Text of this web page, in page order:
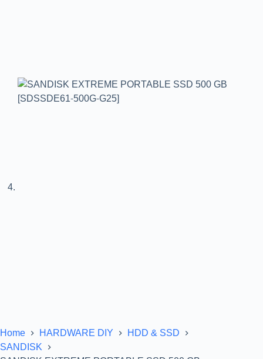
Home HARDWARE DIY
HDD & SSD
SANDISK